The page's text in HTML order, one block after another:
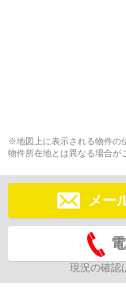
※地図上に表示される物件の
物件所在地とは異なる場合が
メー
現況の確認